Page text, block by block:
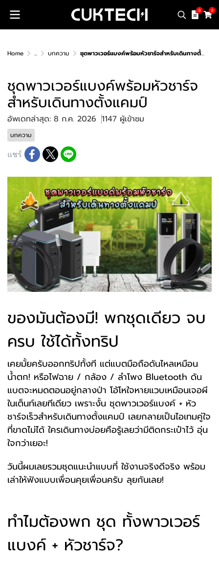
0 0
Home ... บทความ ชุดพาวเวอร์แบงค์พร้อมหัวชาร์จสำหรับเดินทางตั้งแคมป์
ชุดพาวเวอร์แบงค์พร้อมหัวชาร์จ
สำหรับเดินทางตั้งแคมป์
อัพเดทล่าสุด: 8 ก.ค. 2026 1147 ผู้เข้าชม
บทความ
แชร์
ของมันต้องมี! พกชุดเดียว จบ
ครบ ใช้ได้ทั้งทริป
เคยมั้ยครับออกทริปทั้งที แต่แบตมือถือดันไหลเหมือน
น้ำตก! หรือไฟฉาย / กล้อง / ลำโพง Bluetooth ดัน
แบตจะหมดตอนอยู่กลางป่า โอ้โหใจหายแวบเหมือนเจอผี
ในเต็นท์เลยทีเดียว เพราะงั้น ชุดพาวเวอร์แบงค์ + หัว
ชาร์จเร็วสำหรับเดินทางตั้งแคมป์ เลยกลายเป็นไอเทมคู่ใจ
ที่ขาดไม่ได้ ใครเดินทางบ่อยคือรู้เลยว่ามีติดกระเป๋าไว้ อุ่น
ใจกว่าเยอะ!
วันนี้ผมเลยรวมชุดแนะนำแบบที่ ใช้งานจริงดีจริง พร้อม
เล่าให้ฟังแบบเพื่อนคุยเพื่อนครับ ลุยกันเลย!
ทำไมต้องพก ชุด ทั้งพาวเวอร์
แบงค์ + หัวชาร์จ?